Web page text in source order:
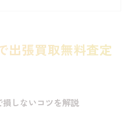
と無料査定のポイントを紹
不要なら自宅で出張買取の
舗不要で自宅査定が可能
出張買取無料査定
しないコツを解説